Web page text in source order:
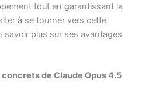
tout en garantissant la
à se tourner vers cette
plus sur ses avantages
concrets de Claude Opus 4.5